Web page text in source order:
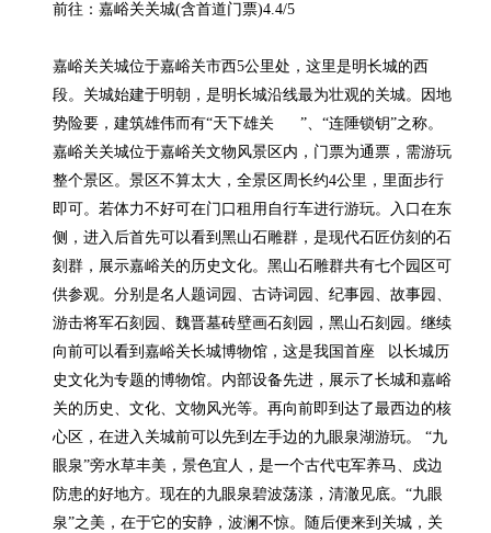
前往：嘉峪关关城(含首道门票)4.4/5
嘉峪关关城位于嘉峪关市西5公里处，这里是明长城的西
段。关城始建于明朝，是明长城沿线最为壮观的关城。因地
势险要，建筑雄伟而有“天下雄关      ”、“连陲锁钥”之称。
嘉峪关关城位于嘉峪关文物风景区内，门票为通票，需游玩
整个景区。景区不算太大，全景区周长约4公里，里面步行
即可。若体力不好可在门口租用自行车进行游玩。入口在东
侧，进入后首先可以看到黑山石雕群，是现代石匠仿刻的石
刻群，展示嘉峪关的历史文化。黑山石雕群共有七个园区可
供参观。分别是名人题词园、古诗词园、纪事园、故事园、
游击将军石刻园、魏晋墓砖壁画石刻园，黑山石刻园。继续
向前可以看到嘉峪关长城博物馆，这是我国首座   以长城历
史文化为专题的博物馆。内部设备先进，展示了长城和嘉峪
关的历史、文化、文物风光等。再向前即到达了最西边的核
心区，在进入关城前可以先到左手边的九眼泉湖游玩。 “九
眼泉”旁水草丰美，景色宜人，是一个古代屯军养马、戍边
防患的好地方。现在的九眼泉碧波荡漾，清澈见底。“九眼
泉”之美，在于它的安静，波澜不惊。随后便来到关城，关